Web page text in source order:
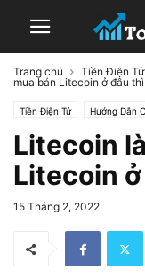
Trang chủ Tiền Điện Tử
mua bán Litecoin ở đâu
Tiền Điện Tử Hướng Dẫn
Litecoin
Litecoin
15 Tháng 2, 2022